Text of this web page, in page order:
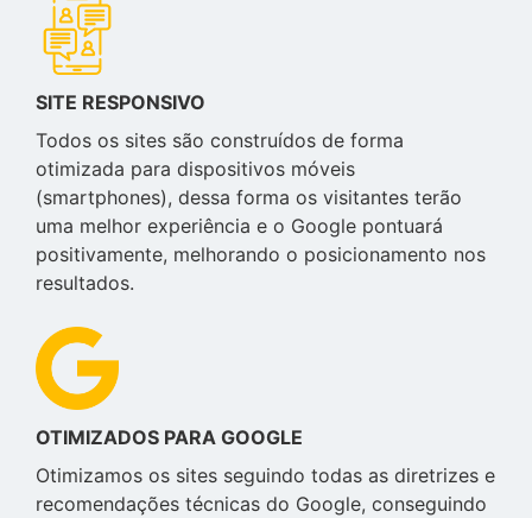
SITE RESPONSIVO
Todos os sites são construídos de forma
otimizada para dispositivos móveis
(smartphones), dessa forma os visitantes terão
uma melhor experiência e o Google pontuará
positivamente, melhorando o posicionamento nos
resultados.
OTIMIZADOS PARA GOOGLE
Otimizamos os sites seguindo todas as diretrizes e
recomendações técnicas do Google, conseguindo